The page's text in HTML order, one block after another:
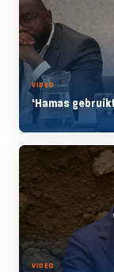
VIDEO
‘Hamas
VIDEO